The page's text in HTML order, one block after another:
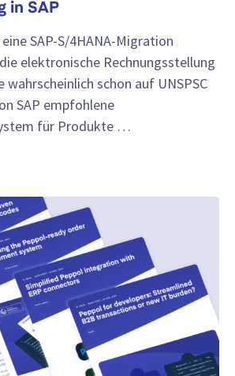
in SAP
SAP-S/4HANA-Migration
elektronische Rechnungsstellung
wahrscheinlich schon auf UNSPSC
SAP empfohlene
für Produkte …